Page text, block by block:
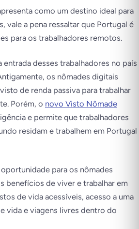
como um destino ideal para
vale a pena ressaltar que Portugal é
para os trabalhadores remotos.
entrada desses trabalhadores no país
os nômades digitais
de renda passiva para trabalhar
Porém, o novo Visto Nômade
e permite que trabalhadores
residam e trabalhem em Portugal
para os nômades
benefícios de viver e trabalhar em
de vida acessíveis, acesso a uma
vida e viagens livres dentro do